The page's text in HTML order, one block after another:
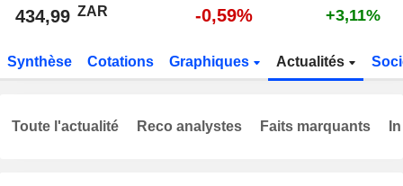
434,99 ZAR -0,59% +3,11%
Synthèse Cotations Graphiques Actualités
Toute l'actualité Reco analystes Faits marquants